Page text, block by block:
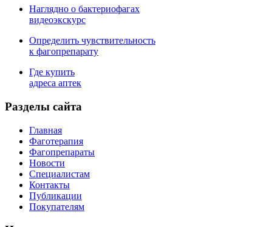
Наглядно о бактериофагах
видеоэкскурс
Определить чувствительность
к фагопрепарату
Где купить
адреса аптек
Разделы сайта
Главная
Фаготерапия
Фагопрепараты
Новости
Специалистам
Контакты
Публикации
Покупателям